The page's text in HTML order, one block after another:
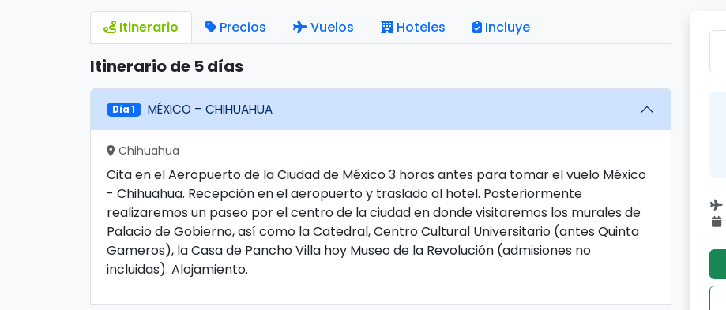
Itinerario Precios Vuelos Hoteles Incluye
Itinerario de 5 días
Día 1 MÉXICO – CHIHUAHUA
Chihuahua
Cita en el Aeropuerto de la Ciudad de México 3 horas antes para tomar el vuelo México
- Chihuahua. Recepción en el aeropuerto y traslado al hotel. Posteriormente
realizaremos un paseo por el centro de la ciudad en donde visitaremos los murales de
Palacio de Gobierno, así como la Catedral, Centro Cultural Universitario (antes Quinta
Gameros), la Casa de Pancho Villa hoy Museo de la Revolución (admisiones no
incluidas). Alojamiento.